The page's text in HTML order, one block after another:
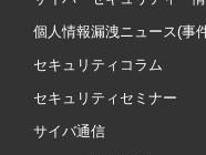
個人情報漏洩ニュース(事
セキュリティコラム
セキュリティセミナー
サイバ通信